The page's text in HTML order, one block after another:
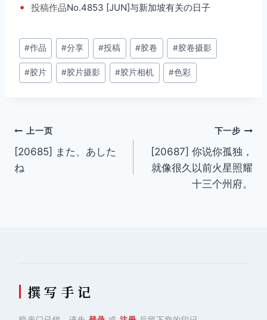
• 投稿作品No.4853 [JUN]与新加坡有关の日子
文
章
标
#作品 #分享 #投稿 #胶卷 #胶卷摄影
#胶片 #胶片摄影 #胶片相机 #色彩
文
章
上一页
[20685] また、あした
ね
下一步
[20687] 你说你孤独，
就像很久以前火星照耀
十三个州府。
撰 写 手 记